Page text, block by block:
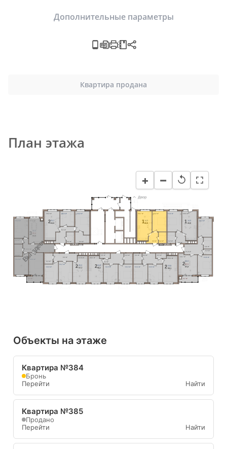
Дополнительные параметры
Квартира продана
План этажа
+ − ↺
19,7 м²
4,2 м²
14,0 м²
4,9 м²
19,5 м²
4,2 м²
14,0 м²
4,9 м²
13,6 м²
18,7 м²
11,0 м²
2,2 м²
4,6 м²
12,4 м²
12,5 м²
12,3 м²
4,3 м²
12,5 м² 12,3 м²
4,3 м²
6,6 м²
14,9 м²
19,5 м²
4,2 м²
10,3 м²
9,1 м²
17,5 м²
13,7 м²
12,6 м²
4,3 м²
9,0 м²
15,6 м²
13,4 м²
17,2 м²
13,3 м²
4,7 м²
18,1 м²
8,4 м² 2,5 м²
18,1 м²
8,4 м²
2,5 м²
114,0
42,8
114,0
42,6
2
26,0
62,5
67,2
224,8
58,1
224,8
58,1
226,3
57,1
3
84,8
225,2
64,6
Вы здесь
Двор
Объекты на этаже
Квартира №384
Бронь
Перейти
Найти
Квартира №385
Продано
Перейти
Найти